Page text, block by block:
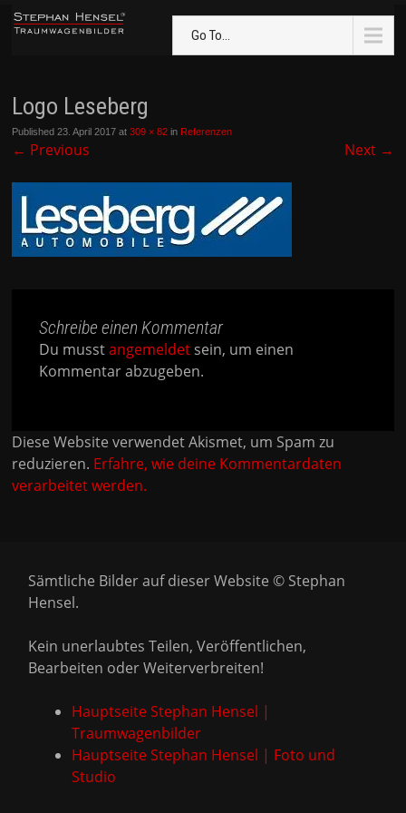
Go To...
Logo Leseberg
Published23. April 2017 at309 × 82 in Referenzen
← Previous Next →
Schreibe einen Kommentar
Du musstangemeldet sein, um einen
Kommentar abzugeben.
Diese Website verwendet Akismet, um Spam zu
reduzieren. Erfahre, wie deine Kommentardaten
verarbeitet werden.
Sämtliche Bilder auf dieser Website © Stephan
Hensel.
Kein unerlaubtes Teilen, Veröffentlichen,
Bearbeiten oder Weiterverbreiten!
Hauptseite Stephan Hensel |
Traumwagenbilder
Hauptseite Stephan Hensel | Foto und
Studio